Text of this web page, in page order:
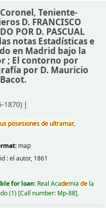
Teniente-
D. FRANCISCO
POR D. PASCUAL
notas Estadísticas e
en Madrid bajo la
; El contorno por
por D. Mauricio
1870)
posesionesde ultramar,
map
:el autor, 1861
for loan: Real Academia dela
(1) Call number: Mp-88 .